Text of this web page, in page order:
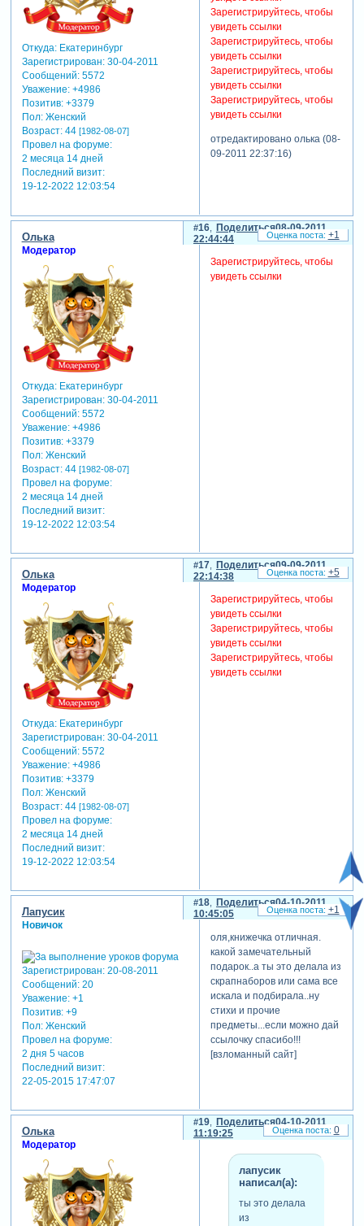
Откуда:Екатеринбург
Зарегистрирован: 30-04-2011
Сообщений:5572
Уважение: +4986
Позитив: +3379
Пол:Женский
Возраст:44 [1982-08-07]
Провел на форуме:
2 месяца 14 дней
Последний визит:
19-12-2022 12:03:54
Зарегистрируйтесь, чтобы
увидеть ссылки
Зарегистрируйтесь, чтобы
увидеть ссылки
Зарегистрируйтесь, чтобы
увидеть ссылки
Зарегистрируйтесь, чтобы
увидеть ссылки
отредактировано олька (08-
09-2011 22:37:16)
Поделиться
16
08-09-2011
22:44:44
Олька
Модератор
Откуда:Екатеринбург
Зарегистрирован: 30-04-2011
Сообщений:5572
Уважение: +4986
Позитив: +3379
Пол:Женский
Возраст:44 [1982-08-07]
Провел на форуме:
2 месяца 14 дней
Последний визит:
19-12-2022 12:03:54
Зарегистрируйтесь, чтобы
увидеть ссылки
+1
Поделиться
17
09-09-2011
22:14:38
Олька
Модератор
Откуда:Екатеринбург
Зарегистрирован: 30-04-2011
Сообщений:5572
Уважение: +4986
Позитив: +3379
Пол:Женский
Возраст:44 [1982-08-07]
Провел на форуме:
2 месяца 14 дней
Последний визит:
19-12-2022 12:03:54
Зарегистрируйтесь, чтобы
увидеть ссылки
Зарегистрируйтесь, чтобы
увидеть ссылки
Зарегистрируйтесь, чтобы
увидеть ссылки
+5
Поделиться
18
04-10-2011
10:45:05
Лапусик
Новичок
Зарегистрирован: 20-08-2011
Сообщений:20
Уважение: +1
Позитив: +9
Пол:Женский
Провел на форуме:
2 дня 5 часов
Последний визит:
22-05-2015 17:47:07
оля,книжечка отличная.
какой замечательный
подарок..а ты это делала из
скрапнаборов или сама все
искала и подбирала..ну
стихи и прочие
предметы...если можно дай
ссылочку спасибо!!!
[взломанный сайт]
+1
Поделиться
19
04-10-2011
11:19:25
Олька
Модератор
лапусик
написал(а):
ты это делала
из
0